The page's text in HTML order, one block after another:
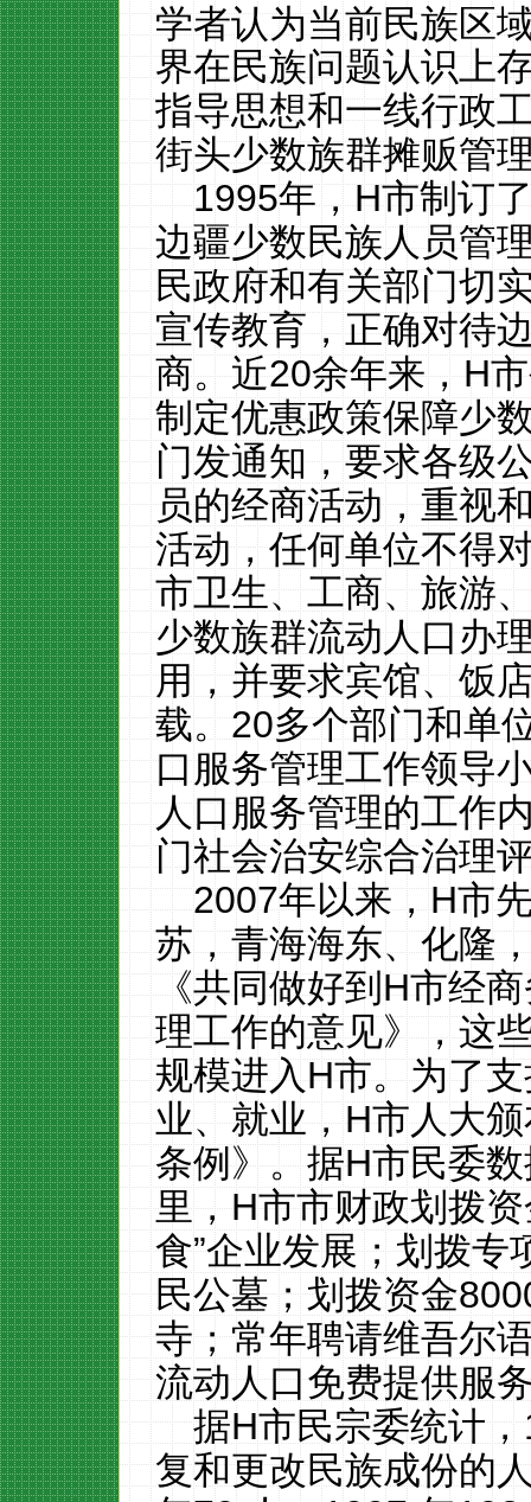
学者认为当前民族区
界在民族问题认识上
指导思想和一线行政
街头少数族群摊贩管
1995年，H市制订
边疆少数民族人员管
民政府和有关部门切
宣传教育，正确对待
商。近20余年来，H
制定优惠政策保障少
门发通知，要求各级
员的经商活动，重视
活动，任何单位不得
市卫生、工商、旅游
少数族群流动人口办
用，并要求宾馆、饭
载。20多个部门和单
口服务管理工作领导
人口服务管理的工作
门社会治安综合治理
2007年以来，H市
苏，青海海东、化隆
《共同做好到H市经
理工作的意见》，这
规模进入H市。为了
业、就业，H市人大
条例》。据H市民委
里，H市市财政划拨
食”企业发展；划拨专
民公墓；划拨资金
寺；常年聘请维吾尔
流动人口免费提供服
据H市民宗委统计，
复和更改民族成份的